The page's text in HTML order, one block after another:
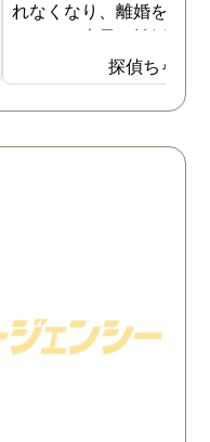
れなくなり、離婚を決意
ました。素早く離婚を成
させるためには夫の不倫
証拠を手に入れることが
っ取り早く、探偵に調査
行動パターンを伝え、予
必要な不倫の証拠も手に
れることができました。
探偵ちゃん